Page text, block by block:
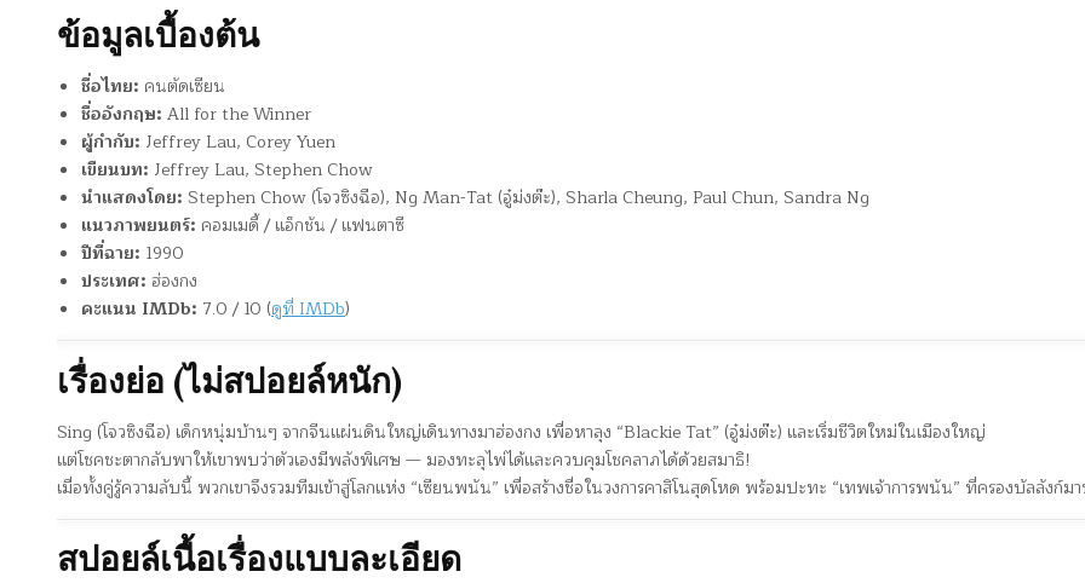
ข้อมูลเบื้องต้น
ชื่อไทย: คนตัดเซียน
ชื่ออังกฤษ: All for the Winner
ผู้กำกับ: Jeffrey Lau, Corey Yuen
เขียนบท: Jeffrey Lau, Stephen Chow
นำแสดงโดย: Stephen Chow (โจวซิงฉือ), Ng Man-Tat (อู๋ม่งต๊ะ), Sharla Cheung, Paul Chun, Sandra Ng
แนวภาพยนตร์: คอมเมดี้ / แอ็กชัน / แฟนตาซี
ปีที่ฉาย: 1990
ประเทศ: ฮ่องกง
คะแนน IMDb: 7.0 / 10 (ดูที่ IMDb)
เรื่องย่อ (ไม่สปอยล์หนัก)
Sing (โจวซิงฉือ) เด็กหนุ่มบ้านๆ จากจีนแผ่นดินใหญ่เดินทางมาฮ่องกง เพื่อหาลุง “Blackie Tat” (อู๋ม่งต๊ะ) และเริ่มชีวิตใหม่ในเมืองใหญ่
แต่โชคชะตากลับพาให้เขาพบว่าตัวเองมีพลังพิเศษ — มองทะลุไพ่ได้และควบคุมโชคลาภได้ด้วยสมาธิ!
เมื่อทั้งคู่รู้ความลับนี้ พวกเขาจึงรวมทีมเข้าสู่โลกแห่ง “เซียนพนัน” เพื่อสร้างชื่อในวงการคาสิโนสุดโหด พร้อมปะทะ “เทพเจ้าการพนัน” ที่ครองบัลลังก์ม
สปอยล์เนื้อเรื่องแบบละเอียด